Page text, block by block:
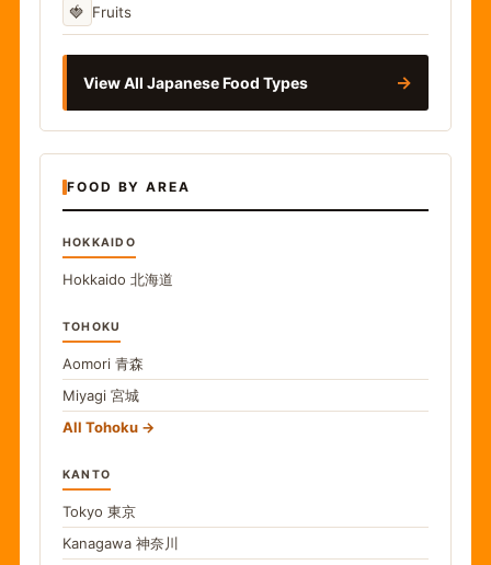
🍓 Fruits
View All Japanese Food Types →
FOOD BY AREA
HOKKAIDO
Hokkaido 北海道
TOHOKU
Aomori 青森
Miyagi 宮城
All Tohoku
KANTO
Tokyo 東京
Kanagawa 神奈川